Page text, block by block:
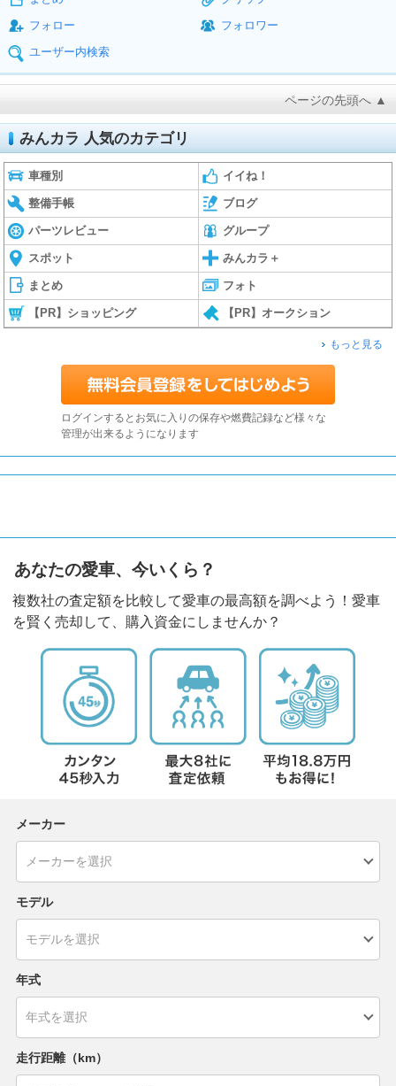
フォロー
フォロワー
ユーザー内検索
ページの先頭へ ▲
みんカラ 人気のカテゴリ
車種別 イイね！
整備手帳 ブログ
パーツレビュー グループ
スポット みんカラ＋
まとめ フォト
【PR】ショッピング 【PR】オークション
もっと見る
ログインするとお気に入りの保存や燃費記録など様々な
管理が出来るようになります
あなたの愛車、今いくら？
複数社の査定額を比較して愛車の最高額を調べよう！愛車
を賢く売却して、購入資金にしませんか？
メーカー
モデル
年式
走行距離（km）